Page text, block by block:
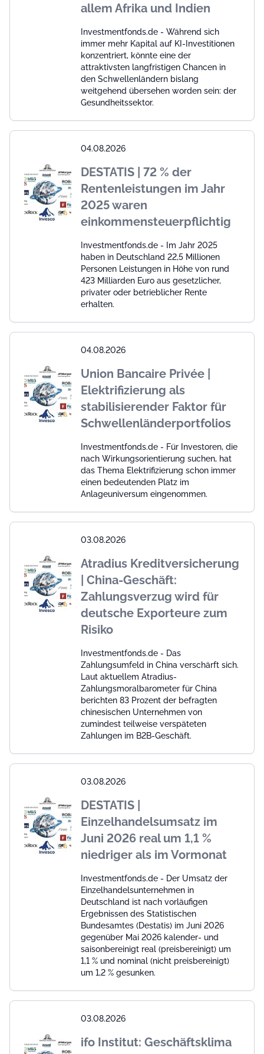
allem Afrika und Indien
Investmentfonds.de - Während sich
immer mehr Kapital auf KI-Investitionen
konzentriert, könnte eine der
attraktivsten langfristigen Chancen in
den Schwellenländern bislang
weitgehend übersehen worden sein: der
Gesundheitssektor.
04.08.2026
DESTATIS | 72 % der
Rentenleistungen im Jahr
2025 waren
einkommensteuerpflichtig
Investmentfonds.de - Im Jahr 2025
haben in Deutschland 22,5 Millionen
Personen Leistungen in Höhe von rund
423 Milliarden Euro aus gesetzlicher,
privater oder betrieblicher Rente
erhalten.
04.08.2026
Union Bancaire Privée |
Elektrifizierung als
stabilisierender Faktor für
Schwellenländerportfolios
Investmentfonds.de - Für Investoren, die
nach Wirkungsorientierung suchen, hat
das Thema Elektrifizierung schon immer
einen bedeutenden Platz im
Anlageuniversum eingenommen.
03.08.2026
Atradius Kreditversicherung
| China-Geschäft:
Zahlungsverzug wird für
deutsche Exporteure zum
Risiko
Investmentfonds.de - Das
Zahlungsumfeld in China verschärft sich.
Laut aktuellem Atradius-
Zahlungsmoralbarometer für China
berichten 83 Prozent der befragten
chinesischen Unternehmen von
zumindest teilweise verspäteten
Zahlungen im B2B-Geschäft.
03.08.2026
DESTATIS |
Einzelhandelsumsatz im
Juni 2026 real um 1,1 %
niedriger als im Vormonat
Investmentfonds.de - Der Umsatz der
Einzelhandelsunternehmen in
Deutschland ist nach vorläufigen
Ergebnissen des Statistischen
Bundesamtes (Destatis) im Juni 2026
gegenüber Mai 2026 kalender- und
saisonbereinigt real (preisbereinigt) um
1,1 % und nominal (nicht preisbereinigt)
um 1,2 % gesunken.
03.08.2026
ifo Institut: Geschäftsklima